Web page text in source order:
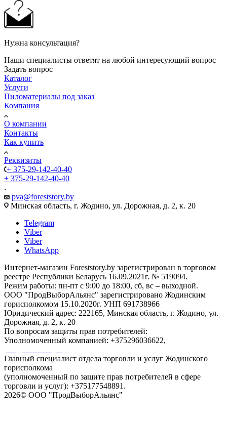
Нужна консультация?
Наши специалисты ответят на любой интересующий вопрос
Задать вопрос
Каталог
Услуги
Пиломатериалы под заказ
Компания
О компании
Контакты
Как купить
Реквизиты
+ 375-29-142-40-40
+ 375-29-142-40-40
pva@foreststory.by
Минская область, г. Жодино, ул. Дорожная, д. 2, к. 20
Telegram
Viber
Viber
WhatsApp
Интернет-магазин Foreststory.by зарегистрирован в торговом
реестре Республики Беларусь 16.09.2021г. № 519094.
Режим работы: пн-пт с 9:00 до 18:00, сб, вс – выходной.
ООО "ПродВыборАльянс" зарегистрировано Жодинским
горисполкомом 15.10.2020г. УНП 691738966
Юридический адрес: 222165, Минская область, г. Жодино, ул.
Дорожная, д. 2, к. 20
По вопросам защиты прав потребителей:
Уполномоченный компанией: +375296036622,
Главный специалист отдела торговли и услуг Жодинского
горисполкома
(уполномоченный по защите прав потребителей в сфере
торговли и услуг): +375177548891.
2026© ООО "ПродВыборАльянс"